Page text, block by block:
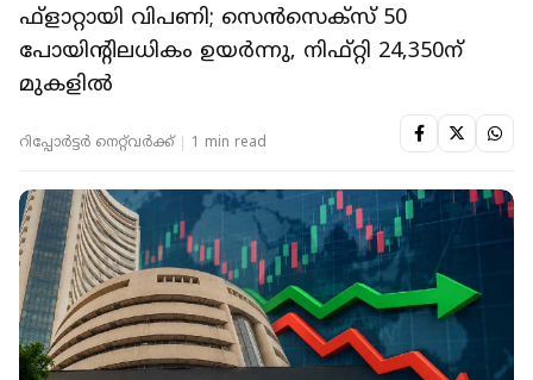
ഫ്‌ളാറ്റായി വിപണി; സെന്‍സെക്‌സ് 50
പോയിന്റിലധികം ഉയര്‍ന്നു, നിഫ്റ്റി 24,350ന്
മുകളില്‍
റിപ്പോർട്ടർ നെറ്റ്‌വര്‍ക്ക്‌ 1 min read